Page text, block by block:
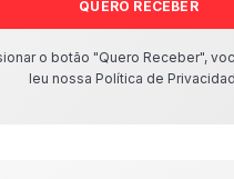
QUERO RECEBER
o botão "Quero Receber",
leu nossa Política de